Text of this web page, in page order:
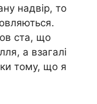
надвір, то
ста, що
а взагалі
тому, що я